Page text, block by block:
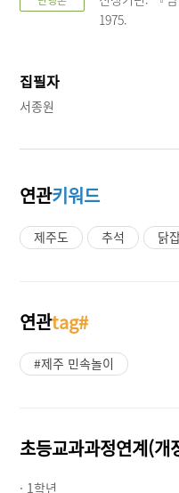
1975.
집필자
서종원
연관키워드
제주도 추석 닭
연관tag#
#제주 민속놀이
초등교과과정연계(개
· 1학년